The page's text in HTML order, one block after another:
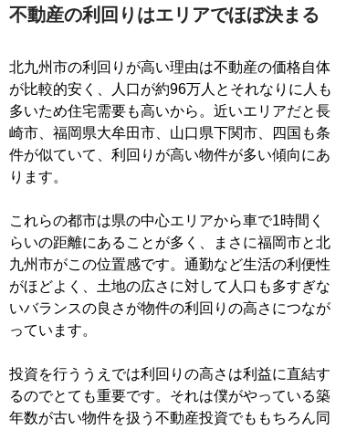
不動産の利回りはエリアでほぼ決まる
北九州市の利回りが高い理由は不動産の価格自体
が比較的安く、人口が約96万人とそれなりに人も
多いため住宅需要も高いから。近いエリアだと長
崎市、福岡県大牟田市、山口県下関市、四国も条
件が似ていて、利回りが高い物件が多い傾向にあ
ります。
これらの都市は県の中心エリアから車で1時間く
らいの距離にあることが多く、まさに福岡市と北
九州市がこの位置感です。通勤など生活の利便性
がほどよく、土地の広さに対して人口も多すぎな
いバランスの良さが物件の利回りの高さにつなが
っています。
投資を行ううえでは利回りの高さは利益に直結す
るのでとても重要です。それは僕がやっている築
年数が古い物件を扱う不動産投資でももちろん同